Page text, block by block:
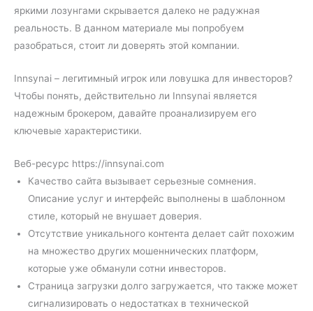
яркими лозунгами скрывается далеко не радужная
реальность. В данном материале мы попробуем
разобраться, стоит ли доверять этой компании.
Innsynai – легитимный игрок или ловушка для инвесторов?
Чтобы понять, действительно ли Innsynai является
надежным брокером, давайте проанализируем его
ключевые характеристики.
Веб-ресурс https://innsynai.com
Качество сайта вызывает серьезные сомнения.
Описание услуг и интерфейс выполнены в шаблонном
стиле, который не внушает доверия.
Отсутствие уникального контента делает сайт похожим
на множество других мошеннических платформ,
которые уже обманули сотни инвесторов.
Страница загрузки долго загружается, что также может
сигнализировать о недостатках в технической